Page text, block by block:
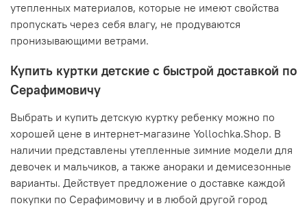
утепленных материалов, которые не имеют свойства
пропускать через себя влагу, не продуваются
пронизывающими ветрами.
Купить куртки детские с быстрой доставкой по
Серафимовичу
Выбрать и купить детскую куртку ребенку можно по
хорошей цене в интернет-магазине Yollochka.Shop. В
наличии представлены утепленные зимние модели для
девочек и мальчиков, а также анораки и демисезонные
варианты. Действует предложение о доставке каждой
покупки по Серафимовичу и в любой другой город